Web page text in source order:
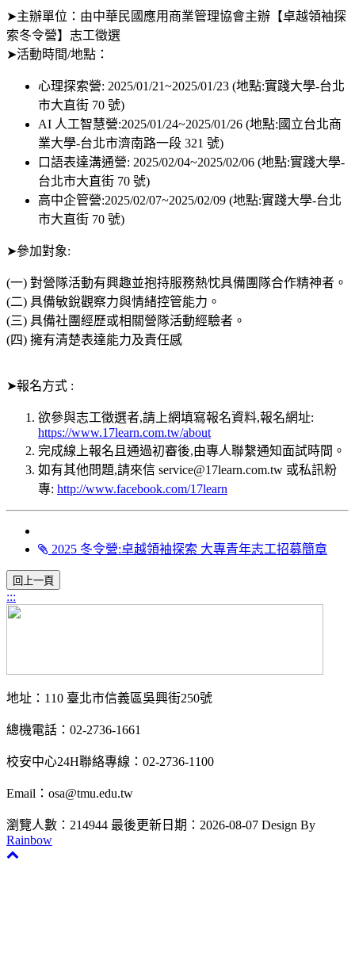
➤主辦單位：由中華民國應用商業管理協會主辦【卓越領袖探
索冬令營】志工徵選
➤活動時間/地點：
心理探索營: 2025/01/21~2025/01/23 (地點:實踐大學-台北
市大直街 70 號)
AI 人工智慧營:2025/01/24~2025/01/26 (地點:國立台北商
業大學-台北市濟南路一段 321 號)
口語表達溝通營: 2025/02/04~2025/02/06 (地點:實踐大學-
台北市大直街 70 號)
高中企管營:2025/02/07~2025/02/09 (地點:實踐大學-台北
市大直街 70 號)
➤參加對象:
(一) 對營隊活動有興趣並抱持服務熱忱具備團隊合作精神者。
(二) 具備敏銳觀察力與情緒控管能力。
(三) 具備社團經歷或相關營隊活動經驗者。
(四) 擁有清楚表達能力及責任感
➤報名方式 :
欲參與志工徵選者,請上網填寫報名資料,報名網址:
https://www.17learn.com.tw/about
完成線上報名且通過初審後,由專人聯繫通知面試時間。
如有其他問題,請來信 service@17learn.com.tw 或私訊粉
專: http://www.facebook.com/17learn
2025 冬令營:卓越領袖探索 大專青年志工招募簡章
:::
地址：110 臺北市信義區吳興街250號
總機電話：02-2736-1661
校安中心24H聯絡專線：02-2736-1100
Email：osa@tmu.edu.tw
瀏覽人數：214944 最後更新日期：2026-08-07 Design By
Rainbow